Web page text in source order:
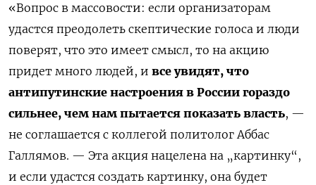
«Вопрос в массовости: если организаторам
удастся преодолеть скептические голоса и люди
поверят, что это имеет смысл, то на акцию
придет много людей, и все увидят, что
антипутинские настроения в России гораздо
сильнее, чем нам пытается показать власть, —
не соглашается с коллегой политолог Аббас
Галлямов. — Эта акция нацелена на „картинку“,
и если удастся создать картинку, она будет